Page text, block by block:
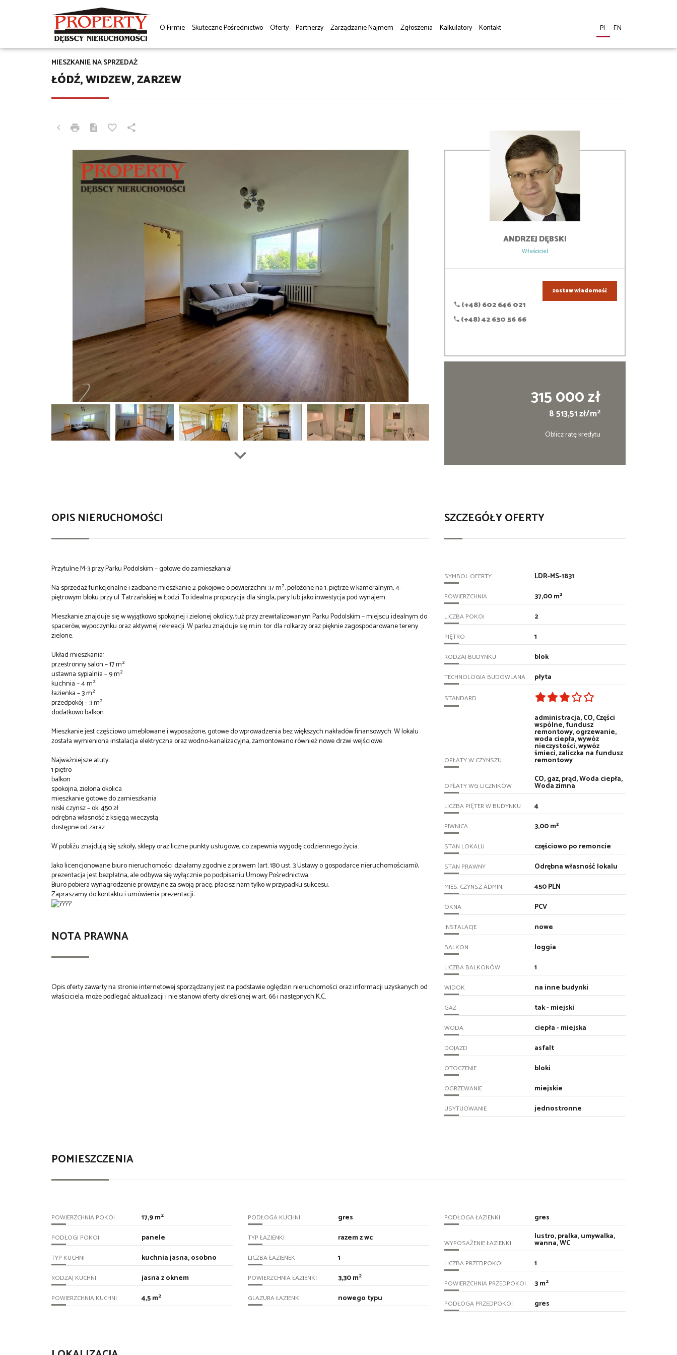
O Firmie Skuteczne Pośrednictwo Oferty Partnerzy Zarządzanie Najmem Zgłoszenia Kalkulatory Kontakt PL EN
ŁÓDŹ, WIDZEW, ZARZEW
MIESZKANIE NA SPRZEDAŻ
ANDRZEJ DĘBSKI
Właściciel
(+48) 602 646 021
(+48) 42 630 56 66
zostaw wiadomość
315 000 zł
8 513,51 zł/m2
Oblicz ratę kredytu
OPIS NIERUCHOMOŚCI
Przytulne M-3 przy Parku Podolskim – gotowe do zamieszkania!
Na sprzedaż funkcjonalne i zadbane mieszkanie 2-pokojowe o powierzchni 37 m², położone na 1. piętrze w kameralnym, 4-
piętrowym bloku przy ul. Tatrzańskiej w Łodzi. To idealna propozycja dla singla, pary lub jako inwestycja pod wynajem.
Mieszkanie znajduje się w wyjątkowo spokojnej i zielonej okolicy, tuż przy zrewitalizowanym Parku Podolskim – miejscu idealnym do
spacerów, wypoczynku oraz aktywnej rekreacji. W parku znajduje się m.in. tor dla rolkarzy oraz pięknie zagospodarowane tereny
zielone.
Układ mieszkania:
przestronny salon – 17 m²
ustawna sypialnia – 9 m²
kuchnia – 4 m²
łazienka – 3 m²
przedpokój – 3 m²
dodatkowo balkon
Mieszkanie jest częściowo umeblowane i wyposażone, gotowe do wprowadzenia bez większych nakładów finansowych. W lokalu
została wymieniona instalacja elektryczna oraz wodno-kanalizacyjna, zamontowano również nowe drzwi wejściowe.
Najważniejsze atuty:
1 piętro
balkon
spokojna, zielona okolica
mieszkanie gotowe do zamieszkania
niski czynsz – ok. 450 zł
odrębna własność z księgą wieczystą
dostępne od zaraz
W pobliżu znajdują się szkoły, sklepy oraz liczne punkty usługowe, co zapewnia wygodę codziennego życia.
Jako licencjonowane biuro nieruchomości działamy zgodnie z prawem (art. 180 ust. 3 Ustawy o gospodarce nieruchomościami),
prezentacja jest bezpłatna, ale odbywa się wyłącznie po podpisaniu Umowy Pośrednictwa.
Biuro pobiera wynagrodzenie prowizyjne za swoją pracę, płacisz nam tylko w przypadku sukcesu.
Zapraszamy do kontaktu i umówienia prezentacji:
NOTA PRAWNA
Opis oferty zawarty na stronie internetowej sporządzany jest na podstawie oględzin nieruchomości oraz informacji uzyskanych od
właściciela, może podlegać aktualizacji i nie stanowi oferty określonej w art. 66 i następnych K.C.
SZCZEGÓŁY OFERTY
SYMBOL OFERTY LDR-MS-1831
POWIERZCHNIA 37,00 m²
LICZBA POKOI 2
PIĘTRO 1
RODZAJ BUDYNKU blok
TECHNOLOGIA BUDOWLANA płyta
STANDARD
OPŁATY W CZYNSZU
administracja, CO, Części
wspólne, fundusz
remontowy, ogrzewanie,
woda ciepła, wywóz
nieczystości, wywóz
śmieci, zaliczka na fundusz
remontowy
OPŁATY WG LICZNIKÓW
CO, gaz, prąd, Woda ciepła,
Woda zimna
LICZBA PIĘTER W BUDYNKU 4
PIWNICA 3,00 m²
STAN LOKALU częściowo po remoncie
STAN PRAWNY Odrębna własność lokalu
MIES. CZYNSZ ADMIN. 450 PLN
OKNA PCV
INSTALACJE nowe
BALKON loggia
LICZBA BALKONÓW 1
WIDOK na inne budynki
GAZ tak - miejski
WODA ciepła - miejska
DOJAZD asfalt
OTOCZENIE bloki
OGRZEWANIE miejskie
USYTUOWANIE jednostronne
POMIESZCZENIA
POWIERZCHNIA POKOI 17,9 m2
PODŁOGI POKOI panele
TYP KUCHNI kuchnia jasna, osobno
RODZAJ KUCHNI jasna z oknem
POWIERZCHNIA KUCHNI 4,5 m2
PODŁOGA KUCHNI gres
TYP ŁAZIENKI razem z wc
LICZBA ŁAZIENEK 1
POWIERZCHNIA ŁAZIENKI 3,30 m2
GLAZURA ŁAZIENKI nowego typu
PODŁOGA ŁAZIENKI gres
WYPOSAŻENIE ŁAZIENKI
lustro, pralka, umywalka,
wanna, WC
LICZBA PRZEDPOKOI 1
POWIERZCHNIA PRZEDPOKOI 3 m2
PODŁOGA PRZEDPOKOI gres